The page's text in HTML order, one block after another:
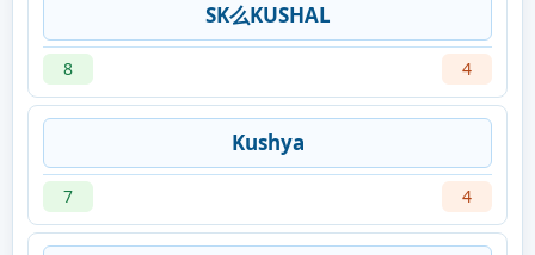
SK么KUSHAL
8 4
Kushya
7 4